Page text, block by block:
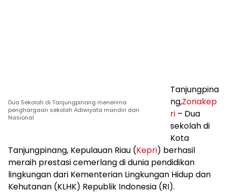
Dua Sekolah di Tanjungpinang menerima
penghargaan sekolah Adiwiyata mandiri dan
Nasional
Tanjungpina
ng,Zonakep
ri – Dua
sekolah di
Kota
Tanjungpinang, Kepulauan Riau (Kepri) berhasil
meraih prestasi cemerlang di dunia pendidikan
lingkungan dari Kementerian Lingkungan Hidup dan
Kehutanan (KLHK) Republik Indonesia (RI).